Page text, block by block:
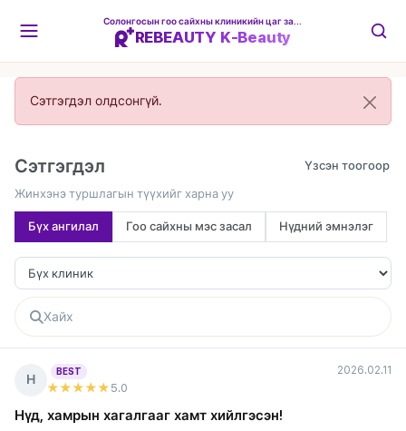
REBEAUTY K-Beauty
Сэтгэгдэл олдсонгүй.
Сэтгэгдэл
Жинхэнэ туршлагын түүхийг харна уу
Бүх ангилал Гоо сайхны мэс засал Нүдний эмнэлэг
Н
BEST
★★★★★ 5.0
2026.02.11
Нүд, хамрын хагалгааг хамт хийлгэсэн!